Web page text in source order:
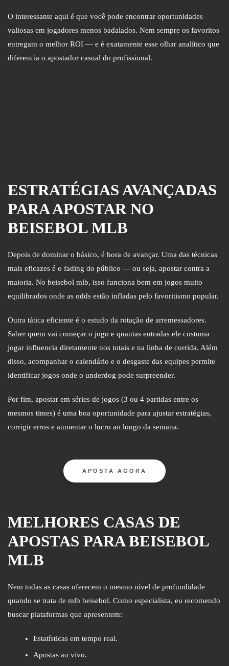
O interessante aqui é que você pode encontrar oportunidades
valiosas em jogadores menos badalados. Nem sempre os favoritos
entregam o melhor ROI — e é exatamente esse olhar analítico que
diferencia o apostador casual do profissional.
ESTRATÉGIAS AVANÇADAS
PARA APOSTAR NO
BEISEBOL MLB
Depois de dominar o básico, é hora de avançar. Uma das técnicas
mais eficazes é o fading do público — ou seja, apostar contra a
maioria. No beisebol mlb, isso funciona bem em jogos muito
equilibrados onde as odds estão infladas pelo favoritismo popular.
Outra tática eficiente é o estudo da rotação de arremessadores.
Saber quem vai começar o jogo e quantas entradas ele costuma
jogar influencia diretamente nos totais e na linha de corrida. Além
disso, acompanhar o calendário e o desgaste das equipes permite
identificar jogos onde o underdog pode surpreender.
Por fim, apostar em séries de jogos (3 ou 4 partidas entre os
mesmos times) é uma boa oportunidade para ajustar estratégias,
corrigir erros e aumentar o lucro ao longo da semana.
APOSTA AGORA
MELHORES CASAS DE
APOSTAS PARA BEISEBOL
MLB
Nem todas as casas oferecem o mesmo nível de profundidade
quando se trata de mlb beisebol. Como especialista, eu recomendo
buscar plataformas que apresentem:
Estatísticas em tempo real.
Apostas ao vivo.